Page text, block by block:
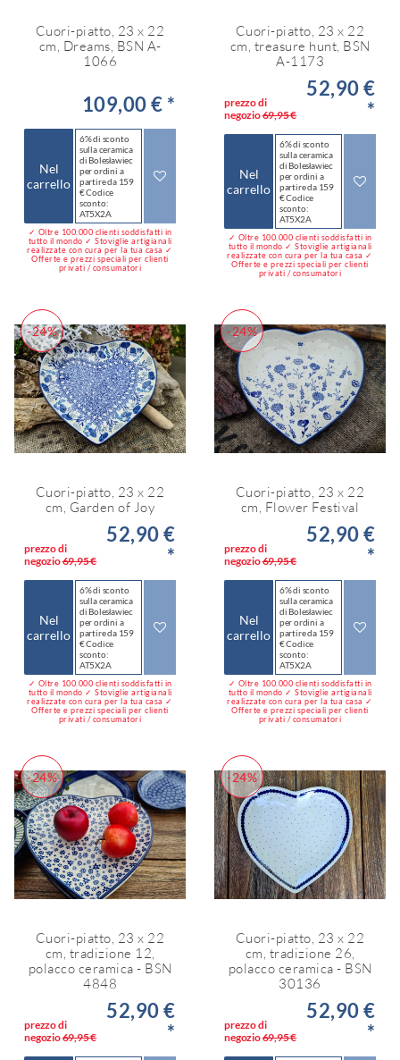
Cuori-piatto, 23 x 22
cm, Dreams, BSN A-
1066
109,00 € *
Nel
carrello
6% di sconto
sulla ceramica
di Bolesławiec
per ordini a
partire da 159
€ Codice
sconto:
AT5X2A
✓ Oltre 100.000 clienti soddisfatti in
tutto il mondo ✓ Stoviglie artigianali
realizzate con cura per la tua casa ✓
Offerte e prezzi speciali per clienti
privati / consumatori
Cuori-piatto, 23 x 22
cm, treasure hunt, BSN
A-1173
prezzo di
negozio69,95 €
52,90 €
*
Nel
carrello
6% di sconto
sulla ceramica
di Bolesławiec
per ordini a
partire da 159
€ Codice
sconto:
AT5X2A
✓ Oltre 100.000 clienti soddisfatti in
tutto il mondo ✓ Stoviglie artigianali
realizzate con cura per la tua casa ✓
Offerte e prezzi speciali per clienti
privati / consumatori
-24%
Cuori-piatto, 23 x 22
cm, Garden of Joy
prezzo di
negozio69,95 €
52,90 €
*
Nel
carrello
6% di sconto
sulla ceramica
di Bolesławiec
per ordini a
partire da 159
€ Codice
sconto:
AT5X2A
✓ Oltre 100.000 clienti soddisfatti in
tutto il mondo ✓ Stoviglie artigianali
realizzate con cura per la tua casa ✓
Offerte e prezzi speciali per clienti
privati / consumatori
-24%
Cuori-piatto, 23 x 22
cm, Flower Festival
prezzo di
negozio69,95 €
52,90 €
*
Nel
carrello
6% di sconto
sulla ceramica
di Bolesławiec
per ordini a
partire da 159
€ Codice
sconto:
AT5X2A
✓ Oltre 100.000 clienti soddisfatti in
tutto il mondo ✓ Stoviglie artigianali
realizzate con cura per la tua casa ✓
Offerte e prezzi speciali per clienti
privati / consumatori
-24%
Cuori-piatto, 23 x 22
cm, tradizione 12,
polacco ceramica - BSN
4848
prezzo di
negozio69,95 €
52,90 €
*
-24%
Cuori-piatto, 23 x 22
cm, tradizione 26,
polacco ceramica - BSN
30136
prezzo di
negozio69,95 €
52,90 €
*